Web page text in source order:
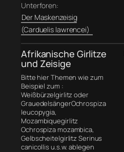
Unterforen:
Der Maskenzeisig
(Carduelis lawrencei)
Afrikanische Girlitze
und Zeisige
Bitte hier Themen wie zum
Beispiel zum :
Weißbürzelgirlitz oder
GrauedelsängerOchrospiza
leucopygia,
Mozambiquegirlitz
Ochrospiza mozambica,
Gelbscheitelgirlitz Serinus
canicollis u.s.w. ablegen